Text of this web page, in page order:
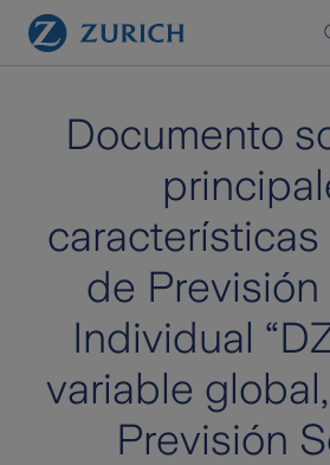
Saltar al contenido principal
Documento
características
de Previsión
Individual
variable
Previsión